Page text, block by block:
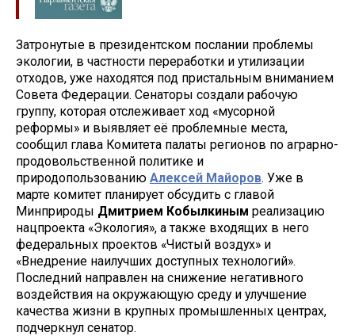
Затронутые в президентском послании проблемы
экологии, в частности переработки и утилизации
отходов, уже находятся под пристальным вниманием
Совета Федерации. Сенаторы создали рабочую
группу, которая отслеживает ход «мусорной
реформы» и выявляет её проблемные места,
сообщил глава Комитета палаты регионов по аграрно-
продовольственной политике и
природопользованию Алексей Майоров. Уже в
марте комитет планирует обсудить с главой
Минприроды Дмитрием Кобылкиным реализацию
нацпроекта «Экология», а также входящих в него
федеральных проектов «Чистый воздух» и
«Внедрение наилучших доступных технологий».
Последний направлен на снижение негативного
воздействия на окружающую среду и улучшение
качества жизни в крупных промышленных центрах,
подчеркнул сенатор.